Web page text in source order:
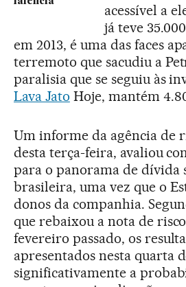
acessível a
já teve
em 2013, é uma das faces
terremoto que sacudiu a
paralisia que se seguiu às
Lava Jato Hoje, mantém
Um informe da agência de
desta terça-feira, avaliou
para o panorama de dívida
brasileira, uma vez que o
donos da companhia.
que rebaixou a nota de
fevereiro passado, os
apresentados nesta quarta
significativamente a